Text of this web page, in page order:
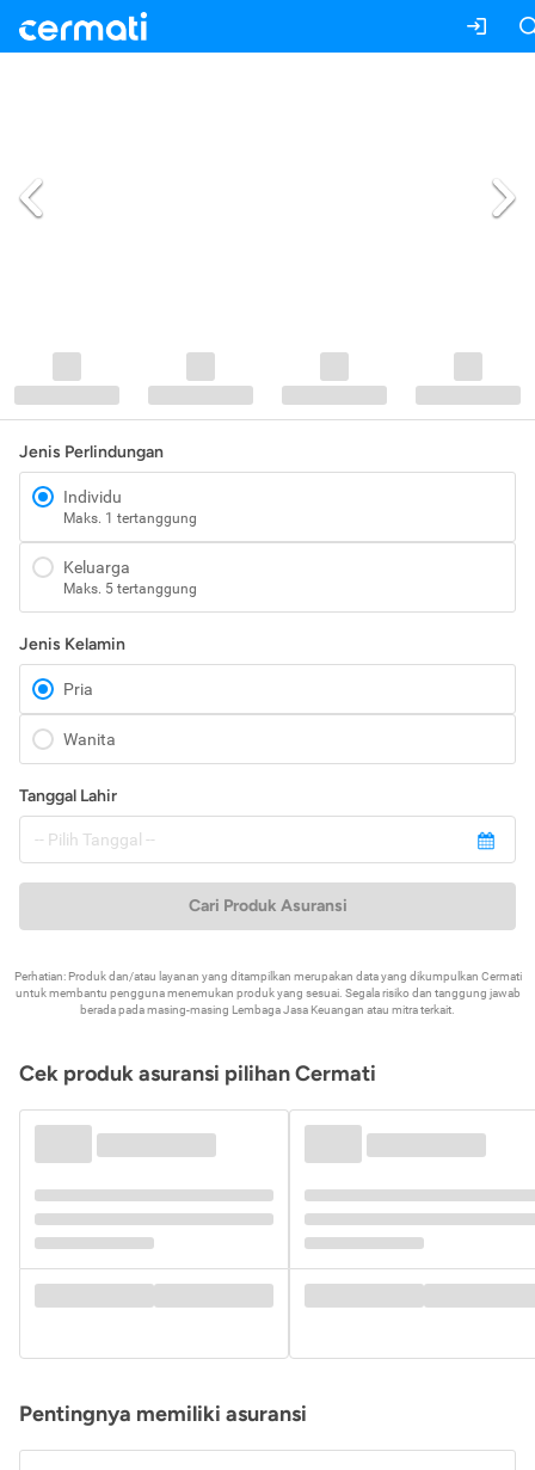
Jenis Perlindungan
Individu
Maks. 1 tertanggung
Keluarga
Maks. 5 tertanggung
Jenis Kelamin
Pria
Wanita
Tanggal Lahir
Cari Produk Asuransi
Perhatian: Produk dan/atau layanan yang ditampilkan merupakan data yang dikumpulkan Cermati
untuk membantu pengguna menemukan produk yang sesuai. Segala risiko dan tanggung jawab
berada pada masing-masing Lembaga Jasa Keuangan atau mitra terkait.
Cek produk asuransi pilihan Cermati
Pentingnya memiliki asuransi